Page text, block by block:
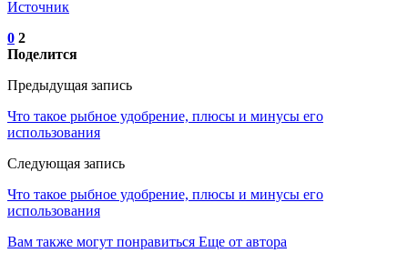
Источник
0 2
Поделится
Предыдущая запись
Что такое рыбное удобрение, плюсы и минусы его
использования
Следующая запись
Что такое рыбное удобрение, плюсы и минусы его
использования
Вам также могут понравиться Еще от автора